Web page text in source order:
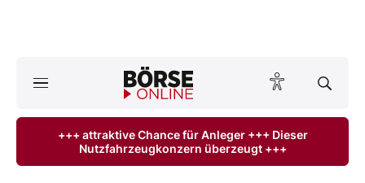
Anlageprodukte
+++ attraktive Chance für Anleger +++ Dieser
Nutzfahrzeugkonzern überzeugt +++